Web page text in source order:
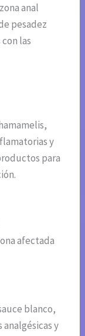
anal
pesadez
las
y
para
afectada
blanco,
y